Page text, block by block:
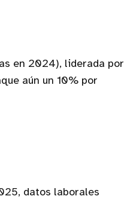
en 2024), liderada por
aún un 10% por
datos laborales